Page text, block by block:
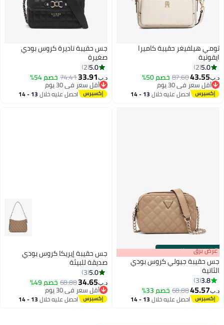
3
تومي هيلفيغر حقيبة كاميرا
ايقونية
5.0
2
د.ب‏43.55
87.60خصم 50%
أقل سعر في 30 يوم
أقل سعر في 30 يوماحصل عليه خلال 13 - 14
3
جس حقيبة ناديرة كروس بودي
صغيرة
5.0
2
د.ب‏33.91
74.41خصم 54%
أقل سعر في 30 يوم
أقل سعر في 30 يوماحصل عليه خلال 13 - 14
00m:00s
·باقي 100% عرض برق
جس حقيبة جيولي كروس بودي
الثانية
3.8
3
د.ب‏45.57
68.88خصم 33%
احصل عليه خلال 13 - 14
جس حقيبة إيريكا كروس بودي
صديقة للبيئة
5.0
3
د.ب‏34.65
68.88خصم 49%
أقل سعر في 30 يوم
أقل سعر في 30 يوماحصل عليه خلال 13 - 14